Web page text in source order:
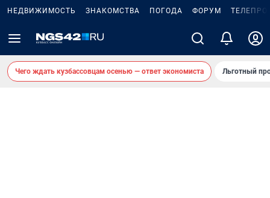
НЕДВИЖИМОСТЬ ЗНАКОМСТВА ПОГОДА ФОРУМ
Чего ждать кузбассовцам осенью — ответ экономиста Льготный